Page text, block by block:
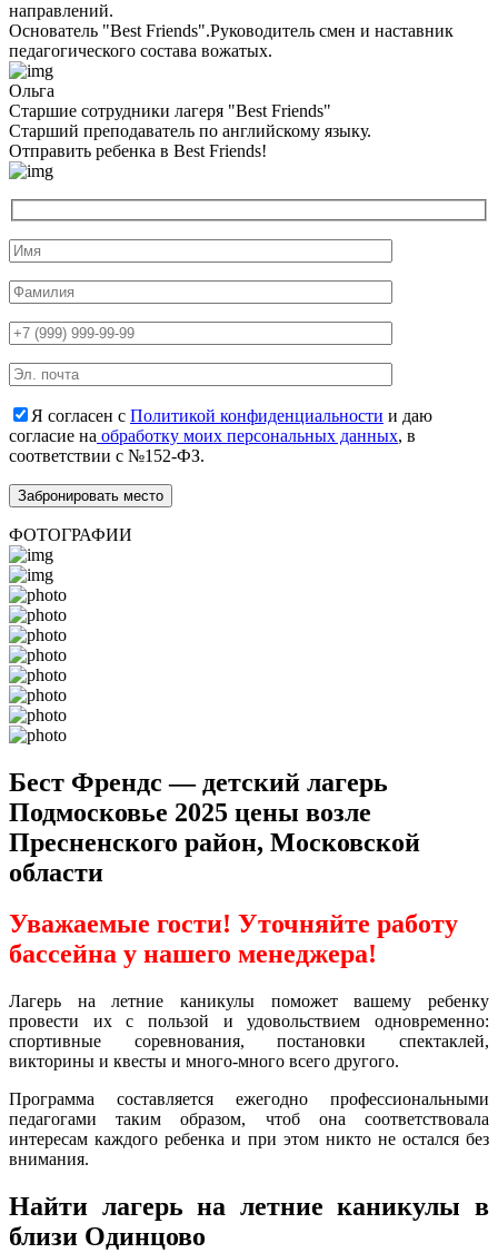
направлений.
Основатель "Best Friends".Руководитель смен и наставник
педагогического состава вожатых.
Ольга
Старшие сотрудники лагеря "Best Friends"
Cтарший преподаватель по английскому языку.
Отправить ребенка в Best Friends!
Я согласен с Политикой конфиденциальности и даю
согласие на обработку моих персональных данных, в
соответствии с №152-ФЗ.
ФОТОГРАФИИ
Бест Френдс — детский лагерь
Подмосковье 2025 цены возле
Пресненского район, Московской
области
Уважаемые гости! Уточняйте работу
бассейна у нашего менеджера!
Лагерь на летние каникулы поможет вашему ребенку
провести их с пользой и удовольствием одновременно:
спортивные соревнования, постановки спектаклей,
викторины и квесты и много-много всего другого.
Программа составляется ежегодно профессиональными
педагогами таким образом, чтоб она соответствовала
интересам каждого ребенка и при этом никто не остался без
внимания.
Найти лагерь на летние каникулы в
близи Одинцово